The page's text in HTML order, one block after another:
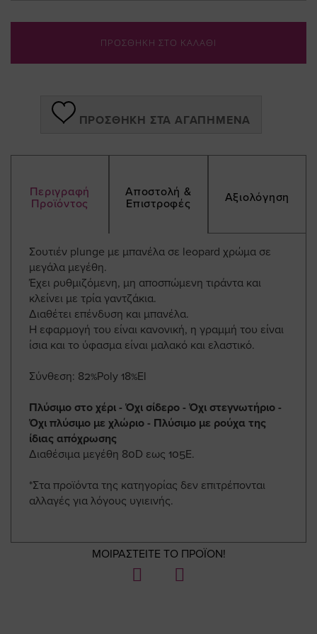
ΠΡΟΣΘΗΚΗ ΣΤΟ ΚΑΛΑΘΙ
ΠΡΟΣΘΉΚΗ ΣΤΑ ΑΓΑΠΗΜΈΝΑ
Περιγραφή
Προϊόντος
Αποστολή &
Επιστροφές
Αξιολόγηση
Σουτιέν plunge με μπανέλα σε leopard χρώμα σε
μεγάλα μεγέθη.
Έχει ρυθμιζόμενη, μη αποσπώμενη τιράντα και
κλείνει με τρία γαντζάκια.
Διαθέτει επένδυση και μπανέλα.
Η εφαρμογή του είναι κανονική, η γραμμή του είναι
ίσια και το ύφασμα είναι μαλακό και ελαστικό.
Σύνθεση: 82%Poly 18%El
Πλύσιμο στο χέρι - Όχι σίδερο - Όχι στεγνωτήριο -
Όχι πλύσιμο με χλώριο - Πλύσιμο με ρούχα της
ίδιας απόχρωσης
Διαθέσιμα μεγέθη 80D εως 105E.
*Στα προϊόντα της κατηγορίας δεν επιτρέπονται
αλλαγές για λόγους υγιεινής.
ΜΟΙΡΑΣΤΕΙΤΕ ΤΟ ΠΡΟΪΟΝ!